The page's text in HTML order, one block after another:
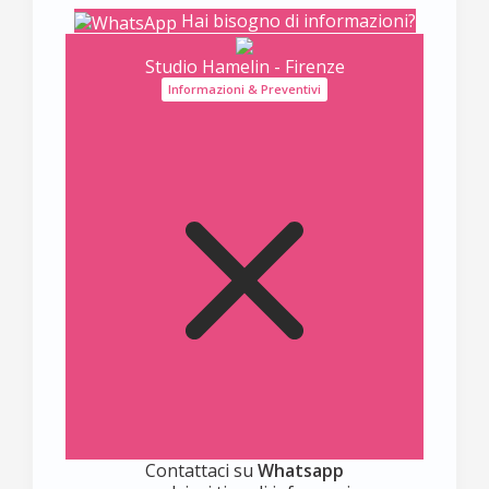
Hai bisogno di informazioni?
Studio Hamelin - Firenze
Informazioni & Preventivi
Contattaci su Whatsapp